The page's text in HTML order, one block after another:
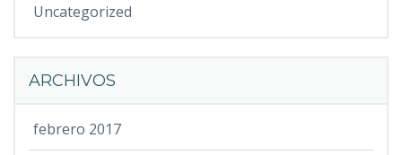
Uncategorized
ARCHIVOS
febrero 2017